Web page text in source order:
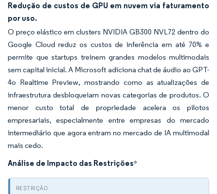
Redução de custos de GPU em nuvem via faturamento
por uso.
O preço elástico em clusters NVIDIA GB300 NVL72 dentro do
Google Cloud reduz os custos de inferência em até 70% e
permite que startups treinem grandes modelos multimodais
sem capital inicial. A Microsoft adiciona chat de áudio ao GPT-
4o Realtime Preview, mostrando como as atualizações de
infraestrutura desbloqueiam novas categorias de produtos. O
menor custo total de propriedade acelera os pilotos
empresariais, especialmente entre empresas do mercado
intermediário que agora entram no mercado de IA multimodal
mais cedo.
Análise de Impacto das Restrições*